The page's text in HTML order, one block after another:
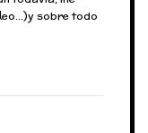
sobre todo